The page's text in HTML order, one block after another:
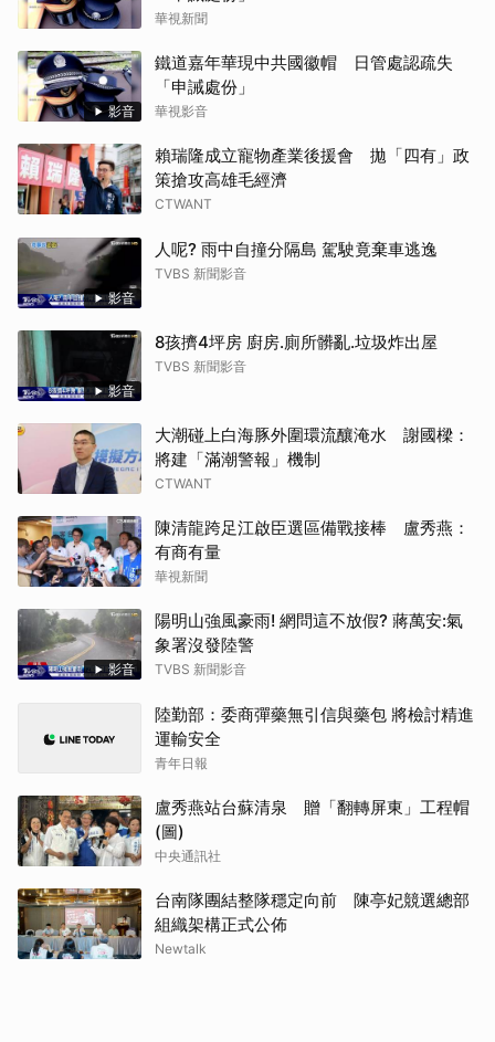
華視新聞
影音
鐵道嘉年華現中共國徽帽 日管處認疏失
「申誡處份」
華視影音
賴瑞隆成立寵物產業後援會 拋「四有」政
策搶攻高雄毛經濟
CTWANT
影音
人呢? 雨中自撞分隔島 駕駛竟棄車逃逸
TVBS 新聞影音
影音
8孩擠4坪房 廚房.廁所髒亂.垃圾炸出屋
TVBS 新聞影音
大潮碰上白海豚外圍環流釀淹水 謝國樑：
將建「滿潮警報」機制
CTWANT
陳清龍跨足江啟臣選區備戰接棒 盧秀燕：
有商有量
華視新聞
影音
陽明山強風豪雨! 網問這不放假? 蔣萬安:氣
象署沒發陸警
TVBS 新聞影音
陸勤部：委商彈藥無引信與藥包 將檢討精進
運輸安全
青年日報
盧秀燕站台蘇清泉 贈「翻轉屏東」工程帽
(圖)
中央通訊社
台南隊團結整隊穩定向前 陳亭妃競選總部
組織架構正式公佈
Newtalk